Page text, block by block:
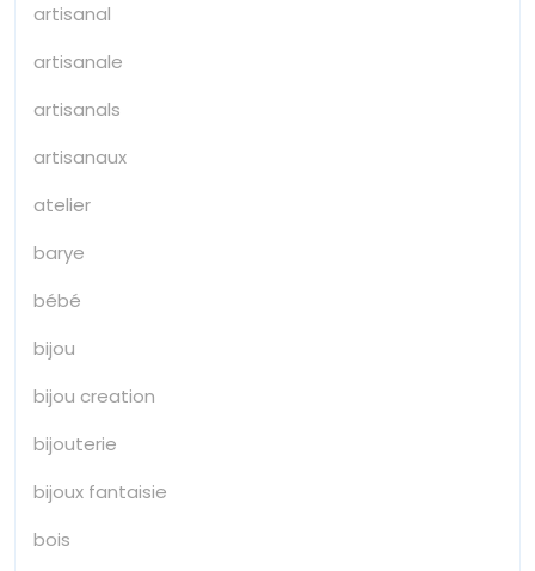
artisanal
artisanale
artisanals
artisanaux
atelier
barye
bébé
bijou
bijou creation
bijouterie
bijoux fantaisie
bois